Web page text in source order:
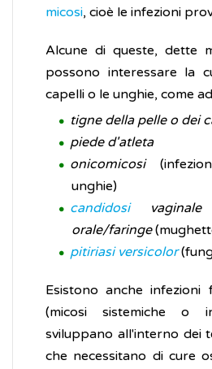
micosi, cioè le infezioni
Alcune di queste, dette
possono interessare la
capelli o le unghie, come
tigne della pelle o dei
piede d'atleta
onicomicosi
unghie)
candidosi
orale/faringe
pitiriasi versicolor
Esistono anche infezioni
(micosi sistemiche o
sviluppano all'interno dei
che necessitano di cure